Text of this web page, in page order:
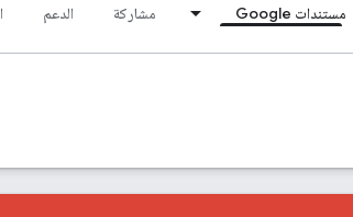
مستندات Google مشاركة الدعم